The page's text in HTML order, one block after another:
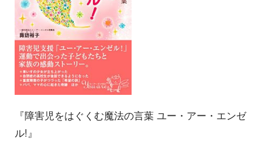
『障害児をはぐくむ魔法の言葉 ユー・アー・エンゼ
ル!』